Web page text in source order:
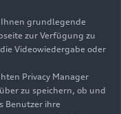
grundlegende
zur Verfügung zu
Videowiedergabe oder
Privacy Manager
zu speichern, ob und
Benutzer ihre